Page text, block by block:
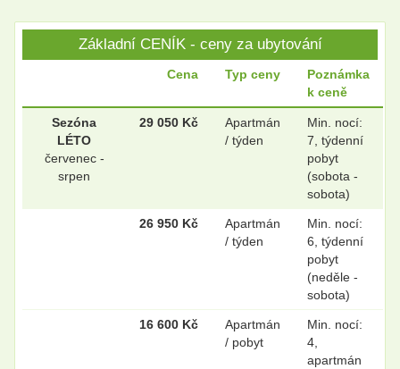
Základní CENÍK - ceny za ubytování
Cena Typ ceny
Poznámka
k ceně
Sezóna
LÉTO
červenec -
srpen
29 050 Kč
Apartmán
/ týden
Min. nocí:
7, týdenní
pobyt
(sobota -
sobota)
26 950 Kč
Apartmán
/ týden
Min. nocí:
6, týdenní
pobyt
(neděle -
sobota)
16 600 Kč
Apartmán
/ pobyt
Min. nocí:
4,
apartmán